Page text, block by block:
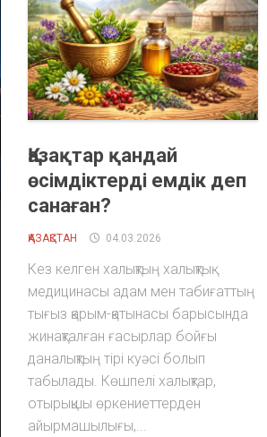
Қазақтар қандай
өсімдіктерді емдік деп
санаған?
ҚАЗАҚСТАН 04.03.2026
Кез келген халықтың халықтық
медицинасы адам мен табиғаттың
тығыз қарым-қатынасы барысында
жинақталған ғасырлар бойғы
даналықтың тірі куәсі болып
табылады. Көшпелі халықтар,
отырықшы өркениеттерден
айырмашылығы,...